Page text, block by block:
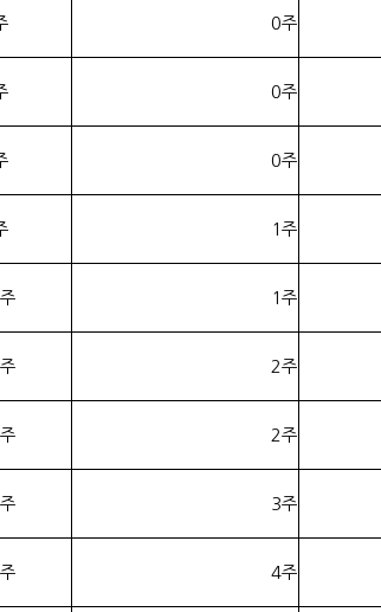
0주
0주
0주
1주
1주
2주
2주
3주
4주